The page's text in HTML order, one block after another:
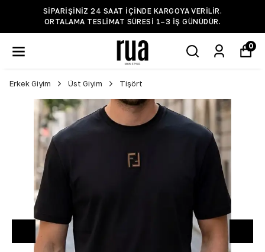
SIPARIŞINIZ 24 SAAT IÇINDE KARGOYA VERILIR.
ORTALAMA TESLIMAT SÜRESI 1–3 IŞ GÜNÜDÜR.
0
Erkek Giyim Üst Giyim Tişört